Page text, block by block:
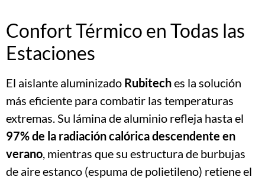
Confort Térmico en Todas las
Estaciones
El aislante aluminizado Rubiteches la solución
más eficiente para combatir las temperaturas
extremas. Su lámina de aluminio refleja hasta el
97% de la radiación calórica descendente en
verano, mientras que su estructura de burbujas
de aire estanco (espuma de polietileno) retiene el